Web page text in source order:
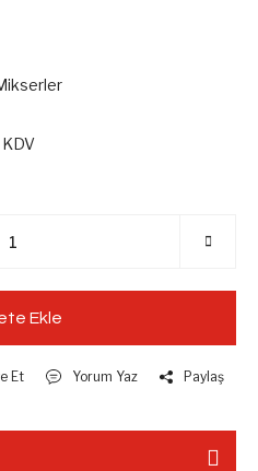
KDV
Ekle
Et Yorum Yaz Paylaş